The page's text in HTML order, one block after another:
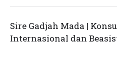
Sire Gadjah Mada |
Internasional dan